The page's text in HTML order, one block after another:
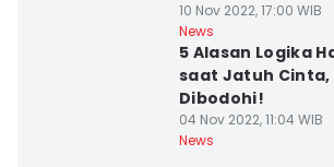
10 Nov 2022, 17:00 WIB
News
5 Alasan Logika
saat Jatuh Cinta,
Dibodohi!
04 Nov 2022, 11:04 WIB
News